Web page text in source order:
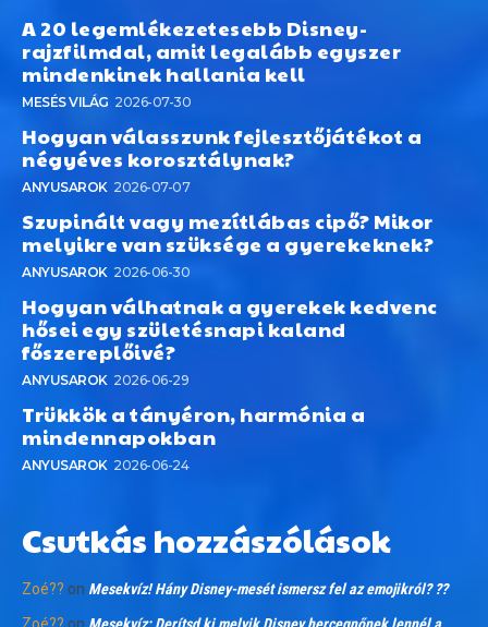
A 20 legemlékezetesebb Disney-
rajzfilmdal, amit legalább egyszer
mindenkinek hallania kell
MESÉS VILÁG 2026-07-30
Hogyan válasszunk fejlesztőjátékot a
négyéves korosztálynak?
ANYUSAROK 2026-07-07
Szupinált vagy mezítlábas cipő? Mikor
melyikre van szüksége a gyerekeknek?
ANYUSAROK 2026-06-30
Hogyan válhatnak a gyerekek kedvenc
hősei egy születésnapi kaland
főszereplőivé?
ANYUSAROK 2026-06-29
Trükkök a tányéron, harmónia a
mindennapokban
ANYUSAROK 2026-06-24
Csutkás hozzászólások
Zoé?? on Mesekvíz! Hány Disney-mesét ismersz fel az emojikról? ??